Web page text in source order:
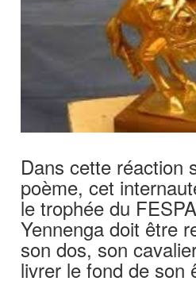
Dans cette réaction
poème, cet
le trophée du
Yennenga doit être
son dos, son
livrer le fond de son